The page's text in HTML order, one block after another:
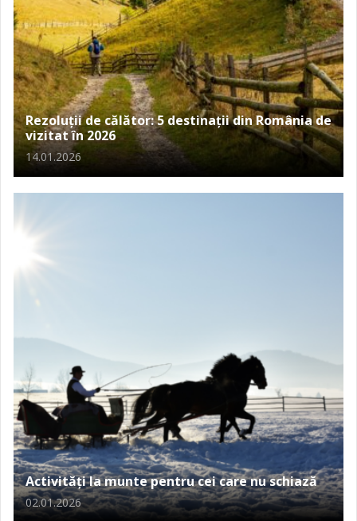
Rezoluții de călător: 5 destinații din România de
vizitat în 2026
14.01.2026
Activități la munte pentru cei care nu schiază
02.01.2026